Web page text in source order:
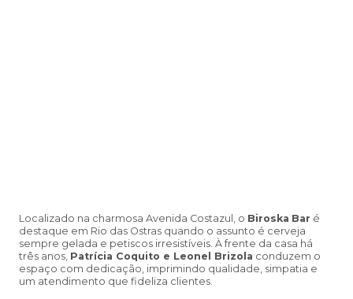
Localizado na charmosa Avenida Costazul, o Biroska Bar é
destaque em Rio das Ostras quando o assunto é cerveja
sempre gelada e petiscos irresistíveis. À frente da casa há
três anos, Patrícia Coquito e Leonel Brizola conduzem o
espaço com dedicação, imprimindo qualidade, simpatia e
um atendimento que fideliza clientes.